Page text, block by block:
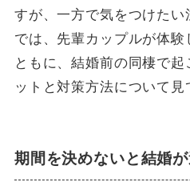
すが、一方で気をつけたい
では、先輩カップルが体験
ともに、結婚前の同棲で
ットと対策方法について見
期間を決めないと結婚